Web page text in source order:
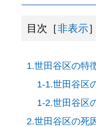
目次［非表示］
1.世田谷区の特
1-1.世田谷区
1-2.世田谷区
2.世田谷区の死